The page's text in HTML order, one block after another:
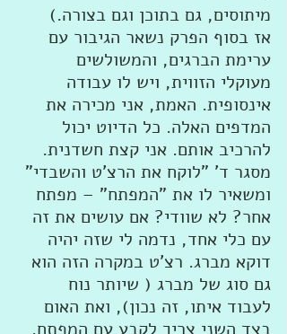
מיתוסים, גם בתוכן וגם בצורה.)
אז בסוף הפרק נשאר הגיבור עם
ערימת הברגים, והמשולשים
מעוקלי הזווית, ויש לו עבודה
אינסופית. האמת, אני מכירה את
המדפים האלה. כל הדיוט יכול
להרכיב אותם. אני קצת חשדנית.
מסגר ד' "לוקח את הרצ'ט והשבדי"
ומשאיר לו את "המפתח" – מפתח
אחר? לא שוודי? אם עושים את זה
עם כלי אחד, נדמה לי שזה יהיה
דוקא מברג. רצ'ט במקרה הזה הוא
גם סוג של מברג ( שיותר נוח
לעבוד איתו, זה נכון), ואת האום
בצד השני צריך לקבע עם המפתח.